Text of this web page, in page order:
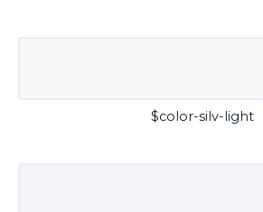
$color-silv-light